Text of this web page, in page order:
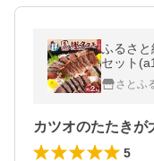
ふるさ
セット
さとふ
5